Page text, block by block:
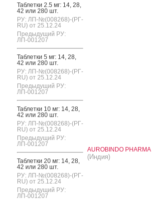
Таб­летки 2.5 мг: 14, 28,
42 или 280 шт.
РУ: ЛП-№(008268)-(РГ-
RU) от 25.12.24
Предыдущий РУ:
ЛП-001207
Таб­летки 5 мг: 14, 28,
42 или 280 шт.
РУ: ЛП-№(008268)-(РГ-
RU) от 25.12.24
Предыдущий РУ:
ЛП-001207
Таб­летки 10 мг: 14, 28,
42 или 280 шт.
РУ: ЛП-№(008268)-(РГ-
RU) от 25.12.24
Предыдущий РУ:
ЛП-001207
Таб­летки 20 мг: 14, 28,
42 или 280 шт.
РУ: ЛП-№(008268)-(РГ-
RU) от 25.12.24
Предыдущий РУ:
ЛП-001207
AUROBINDO PHARMA
(Индия)